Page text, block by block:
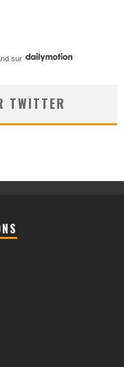
sur
TWITTER